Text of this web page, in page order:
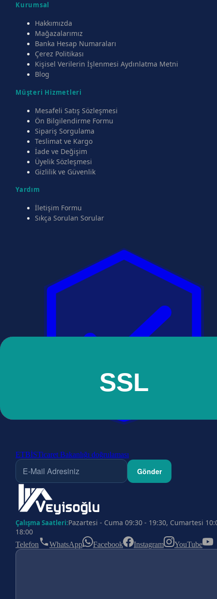
Kurumsal
Hakkımızda
Mağazalarımız
Banka Hesap Numaraları
Çerez Politikası
Kişisel Verilerin İşlenmesi Aydınlatma Metni
Blog
Müşteri Hizmetleri
Mesafeli Satış Sözleşmesi
Ön Bilgilendirme Formu
Sipariş Sorgulama
Teslimat ve Kargo
İade ve Değişim
Üyelik Sözleşmesi
Gizlilik ve Güvenlik
Yardım
İletişim Formu
Sıkça Sorulan Sorular
ETBİSTicaret Bakanlığı doğrulaması
Gönder
Çalışma Saatleri:Pazartesi - Cuma 09:30 - 19:30, Cumartesi
18:00
Telefon WhatsApp Facebook Instagram YouTube